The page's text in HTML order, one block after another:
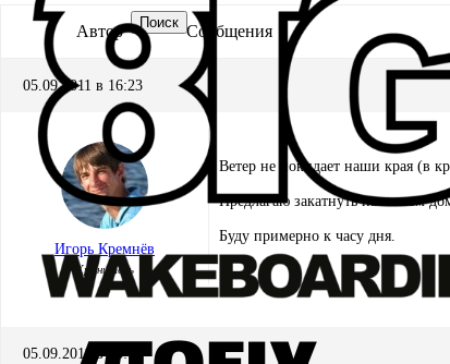
Поиск
Автор Сообщения
05.09.2011 в 16:23
Игорь Кремнёв
Хранитель
Ветер не покидает наши края (в
Предлагаю закатнуть на нашем
Буду примерно к часу дня.
05.09.2011 в 16:41